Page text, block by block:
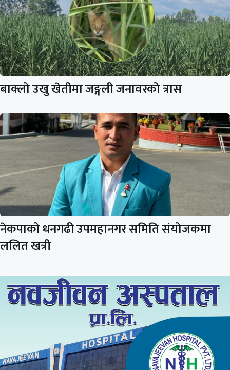
बाक्लो उखु खेतीमा जङ्गली जनावरको त्रास
नेकपाको धनगढी उपमहानगर समिति संयोजकमा
ललित खत्री